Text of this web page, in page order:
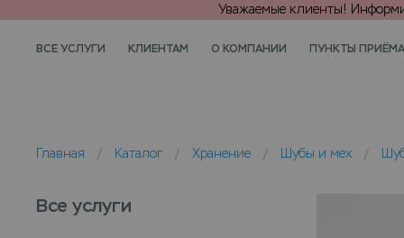
Уважаемые клиенты!
ВСЕ УСЛУГИ КЛИЕНТАМ О КОМПАНИИ ПУНКТЫ ПРИЁМА
Главная / Каталог / Хранение / Шубы и мех /
Все услуги